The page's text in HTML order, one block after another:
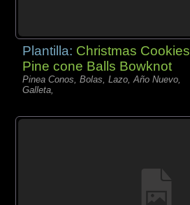
Plantilla: Christmas Cookies
Pine cone Balls Bowknot
Pinea Conos, Bolas, Lazo, Año Nuevo,
Galleta,